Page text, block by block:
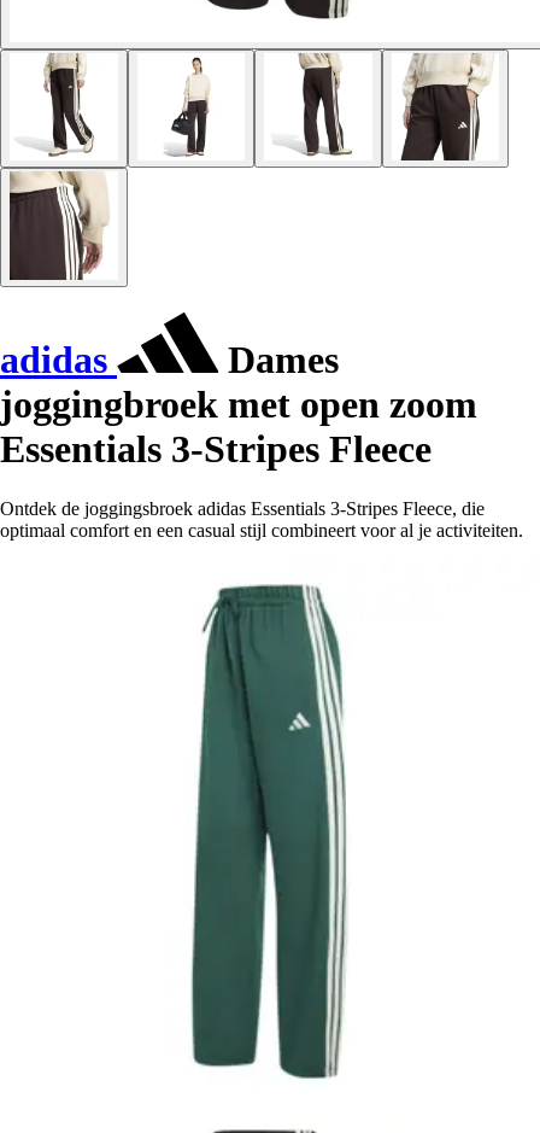
adidas
Dames
joggingbroek met open zoom
Essentials 3-Stripes Fleece
Ontdek de joggingsbroek adidas Essentials 3-Stripes Fleece, die
optimaal comfort en een casual stijl combineert voor al je activiteiten.